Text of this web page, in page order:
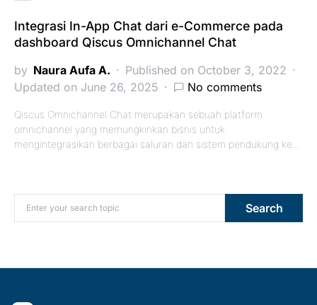
Integrasi In-App Chat dari e-Commerce pada
dashboard Qiscus Omnichannel Chat
by Naura Aufa A.
Published on October 3, 2022
Updated on June 26, 2025
No comments
Qiscus Omnichannel Chat merupakan sebuah platform
omnichannel yang memungkinkan bisnis untuk
mengintegrasikan berbagai saluran dan sistem pendukung ke…
Search for: Search